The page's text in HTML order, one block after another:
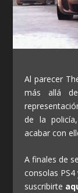
Al parecer
más allá
de la
acabar con
A finales de
consolas
suscribirte